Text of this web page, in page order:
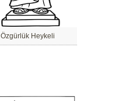
Özgürlük Heykeli